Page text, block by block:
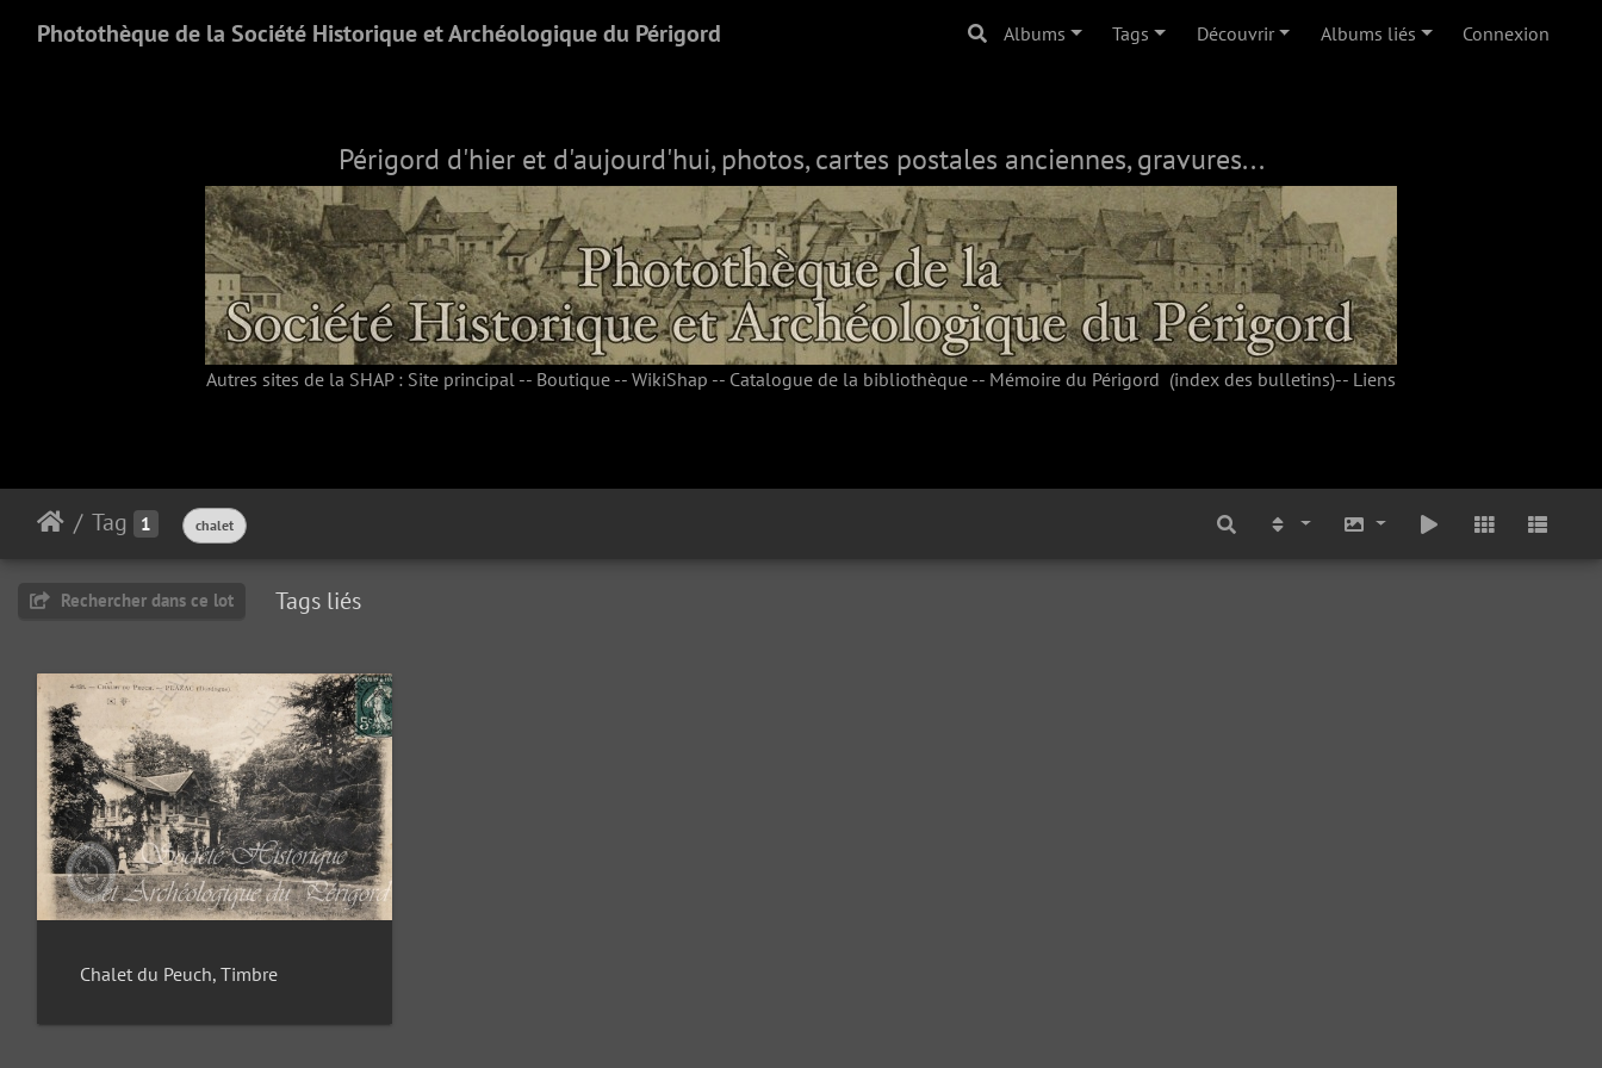
Photothèque de la Société Historique et Archéologique du Périgord Albums Tags Découvrir Albums liés Connexion
Périgord d'hier et d'aujourd'hui, photos, cartes postales anciennes, gravures...
Autres sites de la SHAP : Site principal -- Boutique -- WikiShap -- Catalogue de la bibliothèque -- Mémoire du Périgord (index des bulletins)-- Liens
Tag 1 chalet
Rechercher dans ce lot Tags liés
Chalet du Peuch, Timbre